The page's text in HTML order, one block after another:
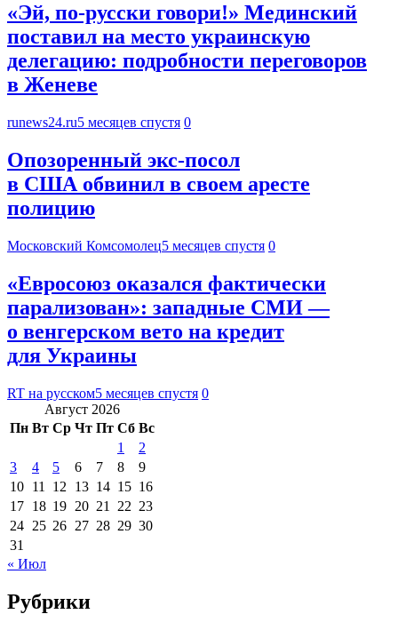
«Эй, по-русски говори!» Мединский
поставил на место украинскую
делегацию: подробности переговоров
в Женеве
runews24.ru5 месяцев спустя 0
Опозоренный экс-посол
в США обвинил в своем аресте
полицию
Московский Комсомолец5 месяцев спустя 0
«Евросоюз оказался фактически
парализован»: западные СМИ —
о венгерском вето на кредит
для Украины
RT на русском5 месяцев спустя 0
Август 2026
Пн Вт Ср Чт Пт Сб Вс
1
2
3
4 5 6 7 8
9
10 11 12 13 14 15 16
17 18 19 20 21 22 23
24 25 26 27 28 29 30
31
« Июл
Рубрики